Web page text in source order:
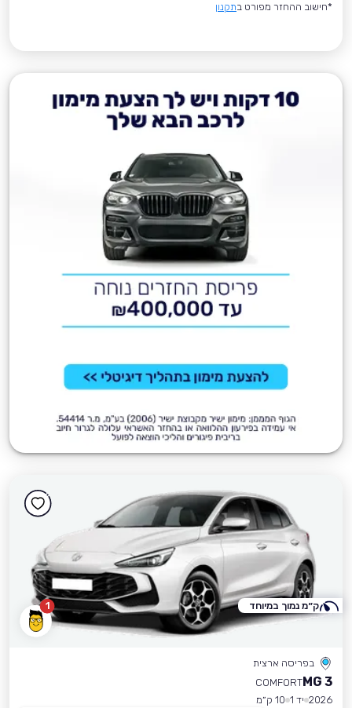
*חישוב ההחזר מפורט בתקנון
1
בפריסה ארצית
MG 3
COMFORT
2026 יד 1
10 ק״מ
ק״מ נמוך במיוחד